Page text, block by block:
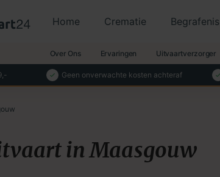
Home Crematie Begrafenis
Over Ons Ervaringen Uitvaartverzorger
Geen onverwachte kosten achteraf
in Maasgouw